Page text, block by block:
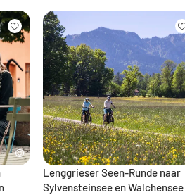
Lenggrieser Seen-Runde naar
Sylvensteinsee en Walchensee